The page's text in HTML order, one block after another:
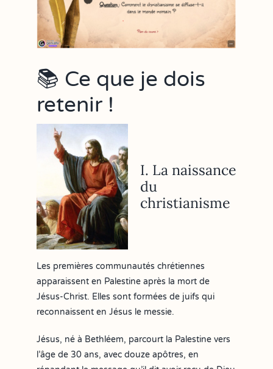
📚 Ce que je dois
retenir !
I. La naissance
du
christianisme
Les premières communautés chrétiennes
apparaissent en Palestine après la mort de
Jésus-Christ. Elles sont formées de juifs qui
reconnaissent en Jésus le messie.
Jésus, né à Bethléem, parcourt la Palestine vers
l’âge de 30 ans, avec douze apôtres, en